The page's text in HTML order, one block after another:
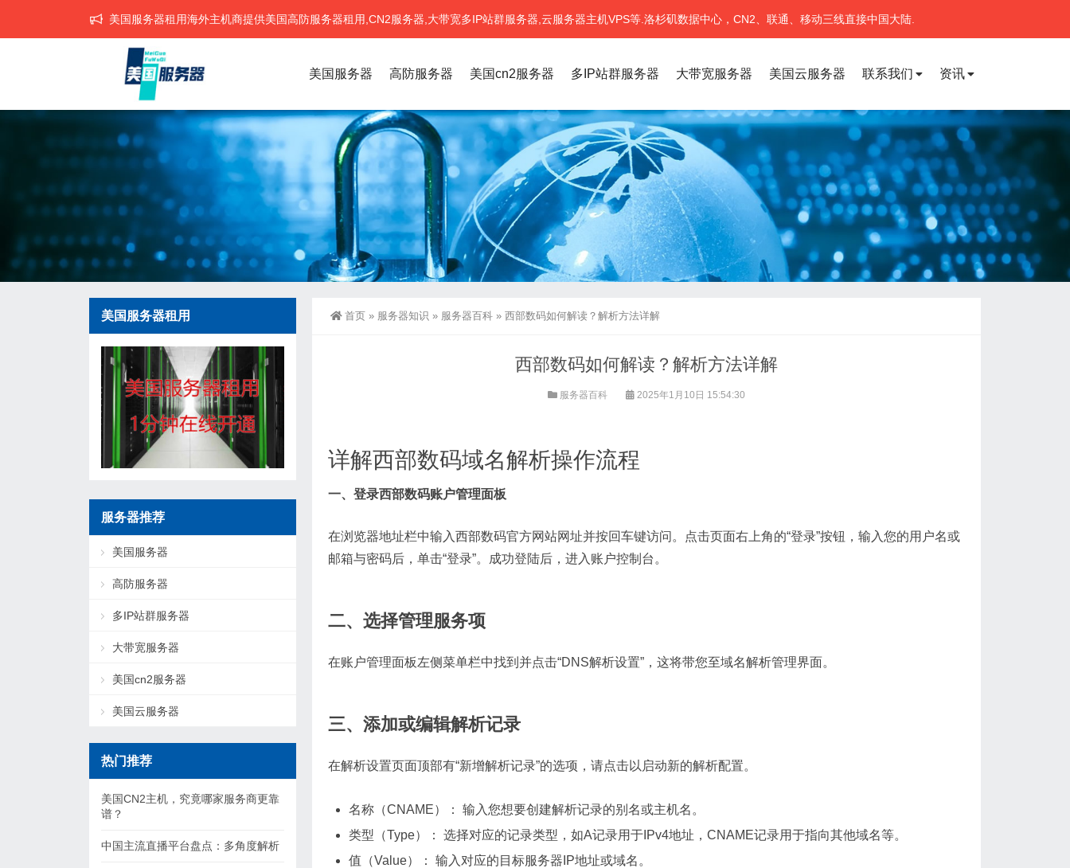
美国服务器租用海外主机商提供美国高防服务器租用,CN2服务器,大带宽多IP站群服务器,云服务器主机VPS等.洛杉矶数据中心，CN2、联通、移动三线直接中国大陆.
美国服务器 高防服务器 美国cn2服务器 多IP站群服务器 大带宽服务器 美国云服务器 联系我们 资讯
首页 » 服务器知识 » 服务器百科 » 西部数码如何解读？解析方法详解
西部数码如何解读？解析方法详解
服务器百科 2025年1月10日 15:54:30
详解西部数码域名解析操作流程
一、登录西部数码账户管理面板
在浏览器地址栏中输入西部数码官方网站网址并按回车键访问。点击页面右上角的“登录”按钮，输入您的用户名或
邮箱与密码后，单击“登录”。成功登陆后，进入账户控制台。
二、选择管理服务项
在账户管理面板左侧菜单栏中找到并点击“DNS解析设置”，这将带您至域名解析管理界面。
三、添加或编辑解析记录
在解析设置页面顶部有“新增解析记录”的选项，请点击以启动新的解析配置。
名称（CNAME）：
输入您想要创建解析记录的别名或主机名。
类型（Type）：
选择对应的记录类型，如A记录用于IPv4地址，CNAME记录用于指向其他域名等。
值（Value）：
输入对应的目标服务器IP地址或域名。
美国服务器租用
服务器推荐
美国服务器
高防服务器
多IP站群服务器
大带宽服务器
美国cn2服务器
美国云服务器
热门推荐
美国CN2主机，究竟哪家服务商更靠
谱？
中国主流直播平台盘点：多角度解析